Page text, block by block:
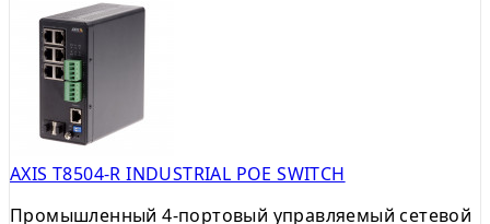
AXIS T8504-R INDUSTRIAL POE SWITCH
Промышленный 4-портовый управляемый сетевой